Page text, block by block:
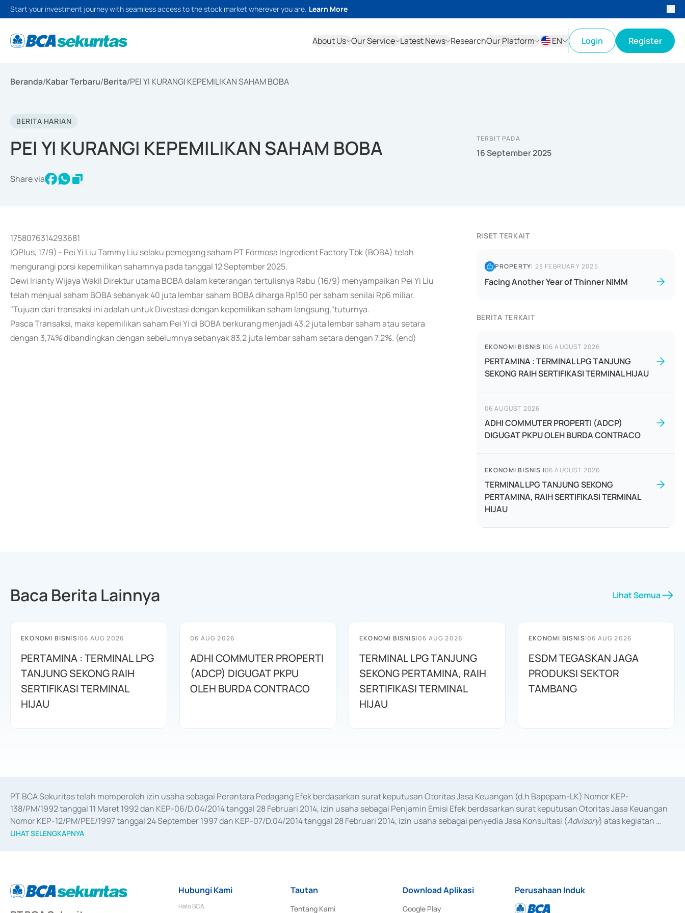
Start your investment journey with seamless access to the stock market wherever you are. Learn More
About Us Our Service Latest News ResearchOur Platform
EN
Login Register
Beranda/Kabar Terbaru/Berita/PEI YI KURANGI KEPEMILIKAN SAHAM BOBA
BERITA HARIAN
PEI YI KURANGI KEPEMILIKAN SAHAM BOBA
Share via
TERBIT PADA
16 September 2025
1758076314293681
IQPlus, 17/9) - Pei Yi Liu Tammy Liu selaku pemegang saham PT Formosa Ingredient Factory Tbk (BOBA) telah
mengurangi porsi kepemilikan sahamnya pada tanggal 12 September 2025.
Dewi Irianty Wijaya Wakil Direktur utama BOBA dalam keterangan tertulisnya Rabu (16/9) menyampaikan Pei Yi Liu
telah menjual saham BOBA sebanyak 40 juta lembar saham BOBA diharga Rp150 per saham senilai Rp6 miliar.
"Tujuan dari transaksi ini adalah untuk Divestasi dengan kepemilikan saham langsung,"tuturnya.
Pasca Transaksi, maka kepemilikan saham Pei Yi di BOBA berkurang menjadi 43,2 juta lembar saham atau setara
dengan 3,74% dibandingkan dengan sebelumnya sebanyak 83,2 juta lembar saham setara dengan 7,2%. (end)
RISET TERKAIT
PROPERTY| 28 FEBRUARY 2025
Facing Another Year of Thinner NIMM
BERITA TERKAIT
EKONOMI BISNIS |06 AUGUST 2026
PERTAMINA : TERMINAL LPG TANJUNG
SEKONG RAIH SERTIFIKASI TERMINAL HIJAU
06 AUGUST 2026
ADHI COMMUTER PROPERTI (ADCP)
DIGUGAT PKPU OLEH BURDA CONTRACO
EKONOMI BISNIS |06 AUGUST 2026
TERMINAL LPG TANJUNG SEKONG
PERTAMINA, RAIH SERTIFIKASI TERMINAL
HIJAU
Baca Berita Lainnya Lihat Semua
EKONOMI BISNIS|06 AUG 2026
PERTAMINA : TERMINAL LPG
TANJUNG SEKONG RAIH
SERTIFIKASI TERMINAL
HIJAU
06 AUG 2026
ADHI COMMUTER PROPERTI
(ADCP) DIGUGAT PKPU
OLEH BURDA CONTRACO
EKONOMI BISNIS|06 AUG 2026
TERMINAL LPG TANJUNG
SEKONG PERTAMINA, RAIH
SERTIFIKASI TERMINAL
HIJAU
EKONOMI BISNIS|06 AUG 2026
ESDM TEGASKAN JAGA
PRODUKSI SEKTOR
TAMBANG
PT BCA Sekuritas telah memperoleh izin usaha sebagai Perantara Pedagang Efek berdasarkan surat keputusan Otoritas Jasa Keuangan (d.h Bapepam-LK) Nomor KEP-
138/PM/1992 tanggal 11 Maret 1992 dan KEP-06/D.04/2014 tanggal 28 Februari 2014, izin usaha sebagai Penjamin Emisi Efek berdasarkan surat keputusan Otoritas Jasa Keuangan
Nomor KEP-12/PM/PEE/1997 tanggal 24 September 1997 dan KEP-07/D.04/2014 tanggal 28 Februari 2014, izin usaha sebagai penyedia Jasa Konsultasi (Advisory) atas kegiatan
merger, akuisisi, divestasi, dan
LIHAT SELENGKAPNYA
Hubungi Kami
Halo BCA
Tautan
Tentang Kami
Download Aplikasi
Google Play
Perusahaan Induk